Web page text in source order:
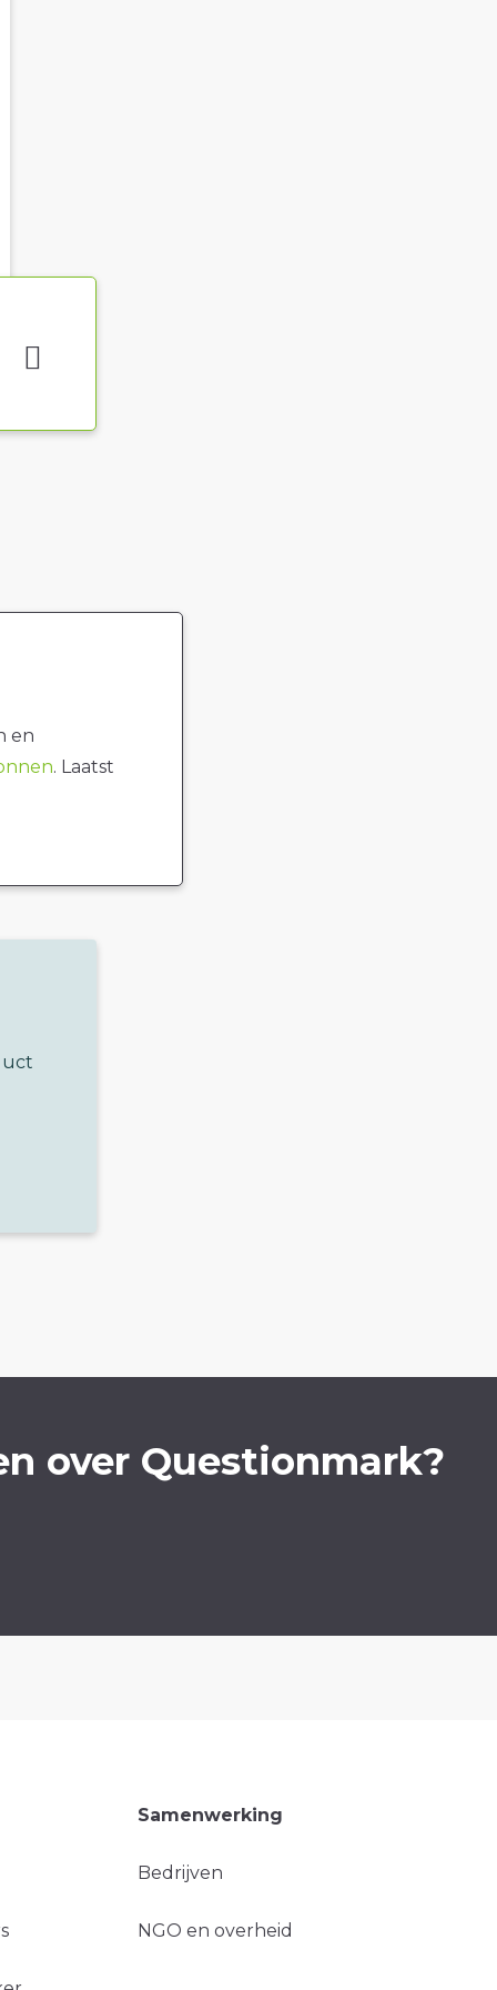
en
. Laatst
over Questionmark?
Samenwerking
Bedrijven
NGO en overheid